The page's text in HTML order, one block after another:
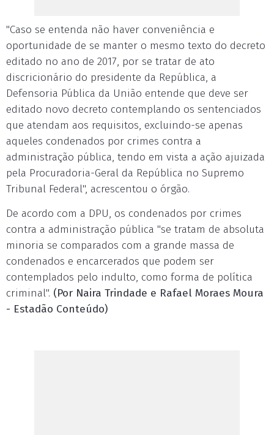
"Caso se entenda não haver conveniência e
oportunidade de se manter o mesmo texto do decreto
editado no ano de 2017, por se tratar de ato
discricionário do presidente da República, a
Defensoria Pública da União entende que deve ser
editado novo decreto contemplando os sentenciados
que atendam aos requisitos, excluindo-se apenas
aqueles condenados por crimes contra a
administração pública, tendo em vista a ação ajuizada
pela Procuradoria-Geral da República no Supremo
Tribunal Federal", acrescentou o órgão.
De acordo com a DPU, os condenados por crimes
contra a administração pública "se tratam de absoluta
minoria se comparados com a grande massa de
condenados e encarcerados que podem ser
contemplados pelo indulto, como forma de política
criminal". (Por Naira Trindade e Rafael Moraes Moura
- Estadão Conteúdo)